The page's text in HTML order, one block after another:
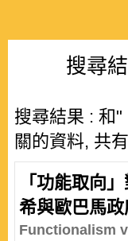
搜尋
搜尋結果 : 和"
關的資料, 共
「功能取向
希與歐巴馬
Functionalism